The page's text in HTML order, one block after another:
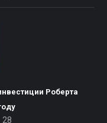
Роберта
28